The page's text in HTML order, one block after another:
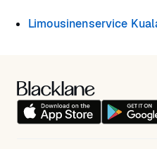
Limousinenservice